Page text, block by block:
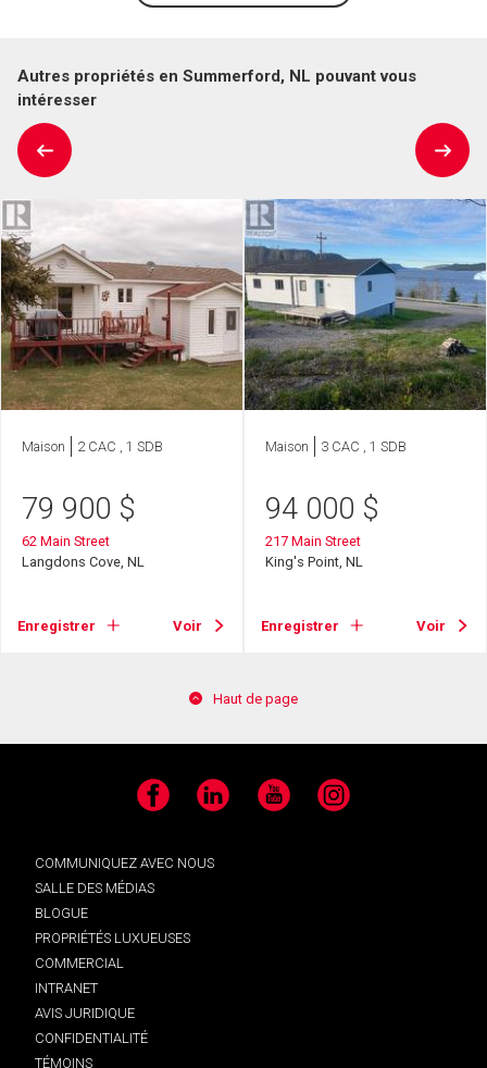
Autres propriétés en Summerford, NL pouvant vous
intéresser
Maison 2 CAC , 1 SDB
79 900 $
62 Main Street
Langdons Cove, NL
Enregistrer Voir
Maison 3 CAC , 1 SDB
94 000 $
217 Main Street
King's Point, NL
Enregistrer Voir
Haut de page
Facebook LinkedIn YouTube Instagram
COMMUNIQUEZ AVEC NOUS
SALLE DES MÉDIAS
BLOGUE
PROPRIÉTÉS LUXUEUSES
COMMERCIAL
INTRANET
AVIS JURIDIQUE
CONFIDENTIALITÉ
TÉMOINS